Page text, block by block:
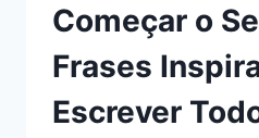
Começar o
Frases
Escrever